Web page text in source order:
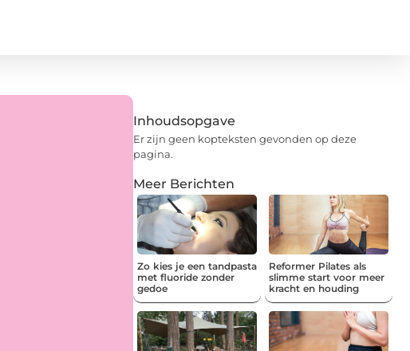
Inhoudsopgave
Er zijn geen kopteksten gevonden op deze
pagina.
Meer Berichten
Zo kies je een tandpasta
met fluoride zonder
gedoe
Reformer Pilates als
slimme start voor meer
kracht en houding